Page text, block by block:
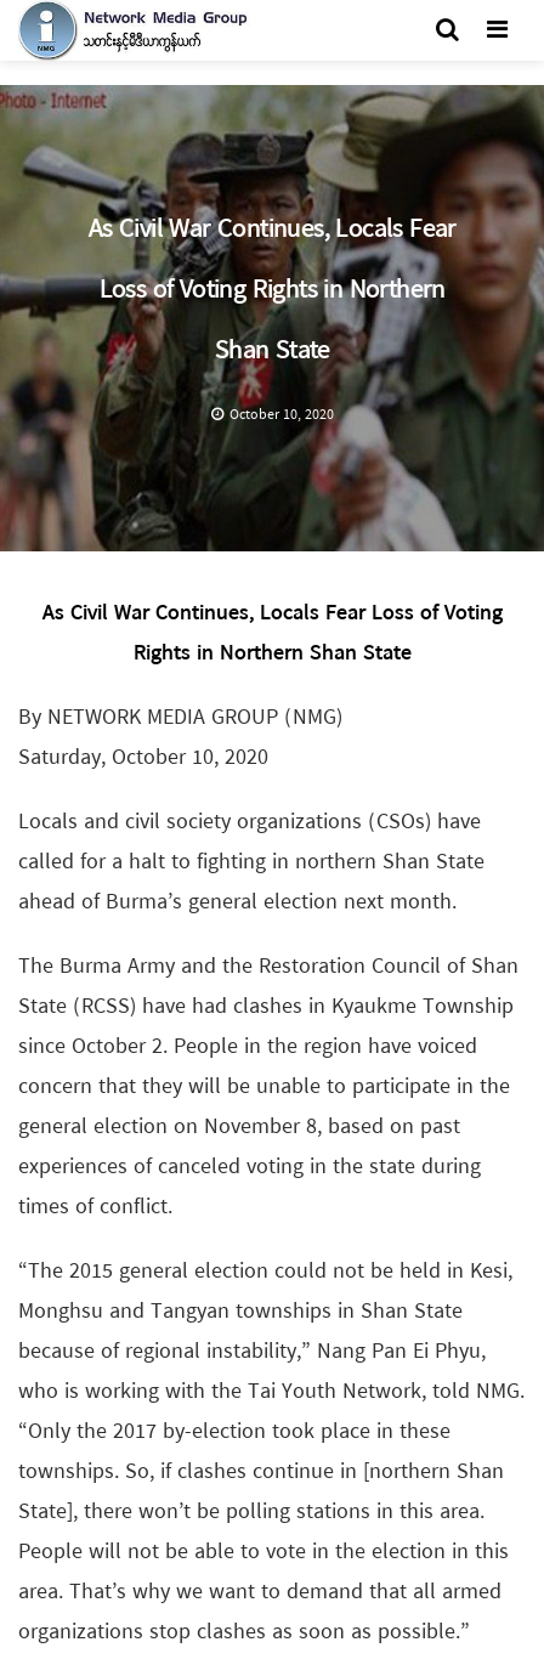
As Civil War Continues, Locals Fear
Loss of Voting Rights in Northern
Shan State
October 10, 2020
As Civil War Continues, Locals Fear Loss of Voting
Rights in Northern Shan State
By NETWORK MEDIA GROUP (NMG)
Saturday, October 10, 2020
Locals and civil society organizations (CSOs) have
called for a halt to fighting in northern Shan State
ahead of Burma’s general election next month.
The Burma Army and the Restoration Council of Shan
State (RCSS) have had clashes in Kyaukme Township
since October 2. People in the region have voiced
concern that they will be unable to participate in the
general election on November 8, based on past
experiences of canceled voting in the state during
times of conflict.
“The 2015 general election could not be held in Kesi,
Monghsu and Tangyan townships in Shan State
because of regional instability,” Nang Pan Ei Phyu,
who is working with the Tai Youth Network, told NMG.
“Only the 2017 by-election took place in these
townships. So, if clashes continue in [northern Shan
State], there won’t be polling stations in this area.
People will not be able to vote in the election in this
area. That’s why we want to demand that all armed
organizations stop clashes as soon as possible.”